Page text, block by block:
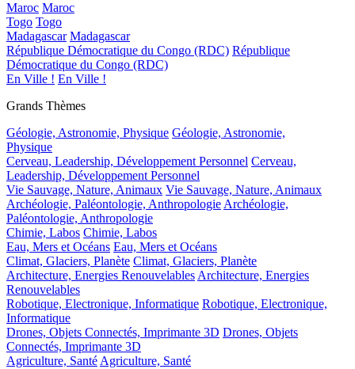
Maroc Maroc
Togo Togo
Madagascar Madagascar
République Démocratique du Congo (RDC) République
Démocratique du Congo (RDC)
En Ville ! En Ville !
Grands Thèmes
Géologie, Astronomie, Physique Géologie, Astronomie,
Physique
Cerveau, Leadership, Développement Personnel Cerveau,
Leadership, Développement Personnel
Vie Sauvage, Nature, Animaux Vie Sauvage, Nature, Animaux
Archéologie, Paléontologie, AnthropologieArchéologie,
Paléontologie, Anthropologie
Chimie, Labos Chimie, Labos
Eau, Mers et Océans Eau, Mers et Océans
Climat, Glaciers, Planète Climat, Glaciers, Planète
Architecture, Energies RenouvelablesArchitecture, Energies
Renouvelables
Robotique, Electronique, Informatique Robotique, Electronique,
Informatique
Drones, Objets Connectés, Imprimante 3D Drones, Objets
Connectés, Imprimante 3D
Agriculture, SantéAgriculture, Santé